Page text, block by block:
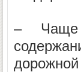
– Чаще